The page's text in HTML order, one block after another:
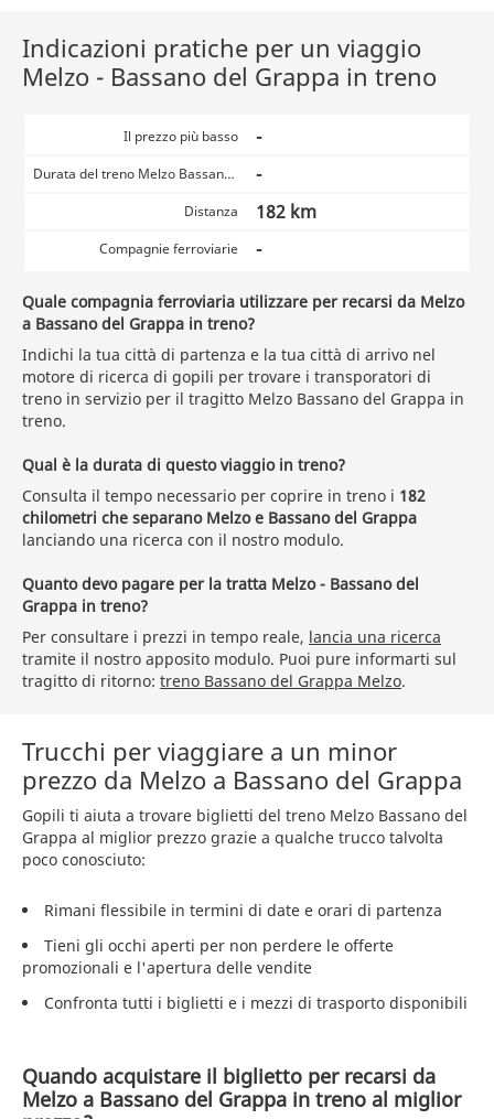
Indicazioni pratiche per un viaggio
Melzo - Bassano del Grappa in treno
Il prezzo più basso -
Durata del treno Melzo Bassano del Grappa -
Distanza 182 km
Compagnie ferroviarie -
Quale compagnia ferroviaria utilizzare per recarsi da Melzo
a Bassano del Grappa in treno?
Indichi la tua città di partenza e la tua città di arrivo nel
motore di ricerca di gopili per trovare i transporatori di
treno in servizio per il tragitto Melzo Bassano del Grappa in
treno.
Qual è la durata di questo viaggio in treno?
Consulta il tempo necessario per coprire in treno i 182
chilometri che separano Melzo e Bassano del Grappa
lanciando una ricerca con il nostro modulo.
Quanto devo pagare per la tratta Melzo - Bassano del
Grappa in treno?
Per consultare i prezzi in tempo reale, lancia una ricerca
tramite il nostro apposito modulo. Puoi pure informarti sul
tragitto di ritorno: treno Bassano del Grappa Melzo.
Trucchi per viaggiare a un minor
prezzo da Melzo a Bassano del Grappa
Gopili ti aiuta a trovare biglietti del treno Melzo Bassano del
Grappa al miglior prezzo grazie a qualche trucco talvolta
poco conosciuto:
Rimani flessibile in termini di date e orari di partenza
Tieni gli occhi aperti per non perdere le offerte
promozionali e l'apertura delle vendite
Confronta tutti i biglietti e i mezzi di trasporto disponibili
Quando acquistare il biglietto per recarsi da
Melzo a Bassano del Grappa in treno al miglior